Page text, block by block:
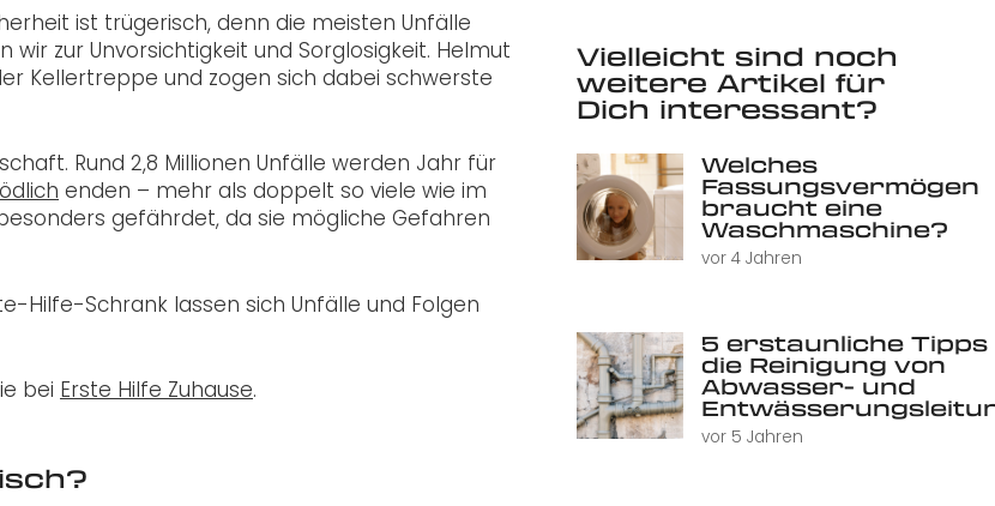
ist trügerisch, denn die meisten Unfälle
zur Unvorsichtigkeit und Sorglosigkeit. Helmut
Kellertreppe und zogen sich dabei schwerste
Rund 2,8 Millionen Unfälle werden Jahr für
enden – mehr als doppelt so viele wie im
gefährdet, da sie mögliche Gefahren
Hilfe-Schrank lassen sich Unfälle und Folgen
bei Erste Hilfe Zuhause.
Vielleicht sind noch
weitere Artikel für
Dich interessant?
Welches
Fassungsvermögen
braucht eine
Waschmaschine?
vor 4 Jahren
5 erstaunliche
die Reinigung von
Abwasser- und
vor 5 Jahren